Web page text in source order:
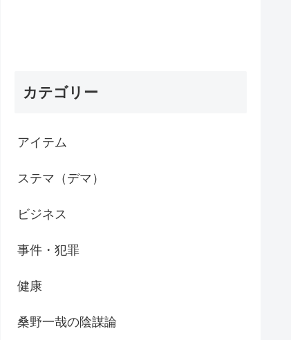
カテゴリー
アイテム
ステマ（デマ）
ビジネス
事件・犯罪
健康
桑野一哉の陰謀論